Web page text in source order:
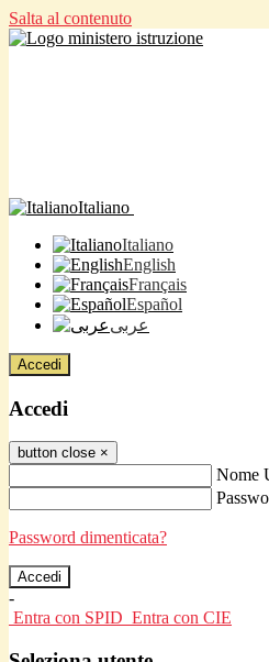
Salta al contenuto
Italiano
Italiano
English
Français
Español
عربى
Accedi
Accedi
button close ×
Nome
Password dimenticata?
-
Entra con SPID Entra con CIE